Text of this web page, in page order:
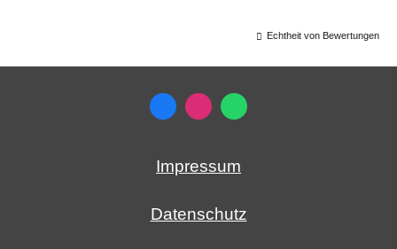
Echtheit von Bewertungen
Impressum
Datenschutz